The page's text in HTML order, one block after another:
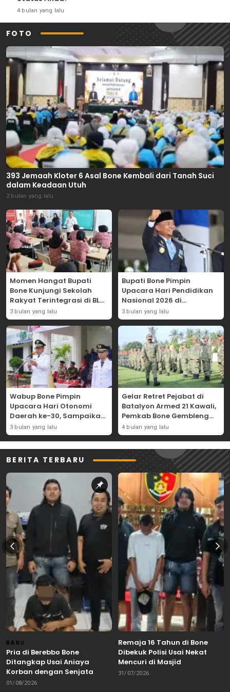
4 bulan yang lalu
FOTO
393 Jemaah Kloter 6 Asal Bone Kembali dari Tanah Suci
dalam Keadaan Utuh
2 bulan yang lalu
Momen Hangat Bupati
Bone Kunjungi Sekolah
Rakyat Terintegrasi di BLK
Bajoe
3 bulan yang lalu
Bupati Bone Pimpin
Upacara Hari Pendidikan
Nasional 2026 di
Lapangan Merdeka
3 bulan yang lalu
Wabup Bone Pimpin
Upacara Hari Otonomi
Daerah ke-30, Sampaikan
Amanat Mendagri
Wujudkan Asta Cita
3 bulan yang lalu
Gelar Retret Pejabat di
Batalyon Armed 21 Kawali,
Pemkab Bone Gembleng
Kedisiplinan Camat dan
Pimpinan OPD
4 bulan yang lalu
BERITA TERBARU
BARU
Pria di Berebbo Bone
Ditangkap Usai Aniaya
Korban dengan Senjata
Tajam
01/08/2026
Remaja 16 Tahun di Bone
Dibekuk Polisi Usai Nekat
Mencuri di Masjid
31/07/2026